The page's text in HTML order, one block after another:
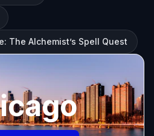
The Alchemist’s Spell Quest